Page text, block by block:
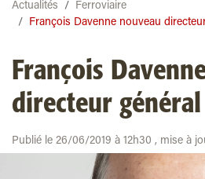
Actualités
Ferroviaire
François Davenne nouveau
François
directeur général
Publié le 26/06/2019 à 12h30 , mise à